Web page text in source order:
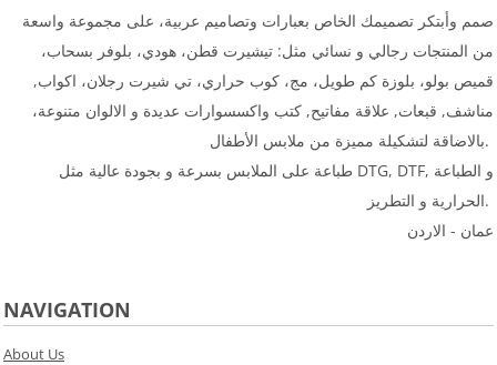
صمم وأبتكر تصميمك الخاص بعبارات وتصاميم عربية، على مجموعة واسعة
من المنتجات رجالي و نسائي مثل: تيشيرت قطن، هودي، بلوفر بسحاب،
قميص بولو، بلوزة كم طويل، مج، كوب حراري، تي شيرت رجلان، اكواب,
مناشف, قبعات, علاقة مفاتيح, كتب واكسسوارات عديدة و الالوان متنوعة،
بالاضاقة لتشكيلة مميزة من ملابس الأطفال.
طباعة على الملابس بسرعة و بجودة عالية مثل DTG, DTF, و الطباعة
الحرارية و التطريز.
عمان - الاردن
NAVIGATION
About Us